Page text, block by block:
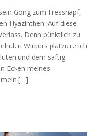
Gong zum Fressnapf,
Hyazinthen. Auf diese
Denn pünktlich zu
Winters platziere ich
und dem saftig
Ecken meines
mein […]